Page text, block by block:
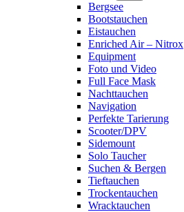
Bergsee
Bootstauchen
Eistauchen
Enriched Air – Nitrox
Equipment
Foto und Video
Full Face Mask
Nachttauchen
Navigation
Perfekte Tarierung
Scooter/DPV
Sidemount
Solo Taucher
Suchen & Bergen
Tieftauchen
Trockentauchen
Wracktauchen